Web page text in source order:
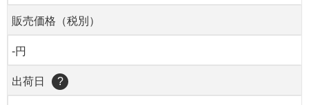
販売価格（税別）
-円
出荷日 ?